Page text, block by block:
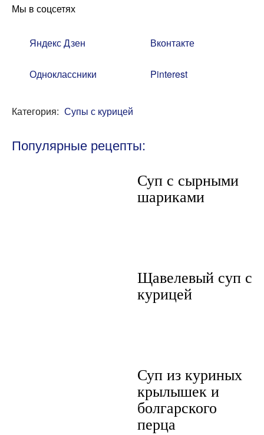
Мы в соцсетях
Яндекс Дзен Вконтакте
Одноклассники Pinterest
Категория: Супы с курицей
Популярные рецепты:
Суп с сырными
шариками
Щавелевый суп с
курицей
Суп из куриных
крылышек и
болгарского
перца